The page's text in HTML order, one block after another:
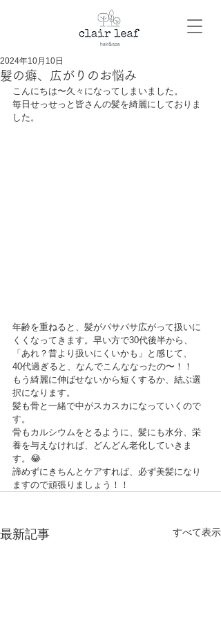
髪の癖、広がりのお悩み
2024年10月10日
こんにちは〜久々になってしまいました。
毎日せっせっと皆さんの髪を綺麗にしておりま
した。
年齢を重ねると、髪がパサパサ広がって扱いに
くくなってきます。早い方で30代後半から、
「あれ？昔より扱いにくいかも」と感じて、
40代過ぎると、なんでこんななったの〜！！
もう綺麗に伸ばせないから短くするか、結ぶ選
択になります。
髪も骨と一緒で中がスカスカになっていくので
す。
骨もカルシウムをとるように、髪にも水分、栄
養を与えなければ、どんどん老化していきま
す。😂
諦めずにきちんとケアすれば、必ず美髪になり
ますので頑張りましょう！！
最新記事 すべて表示